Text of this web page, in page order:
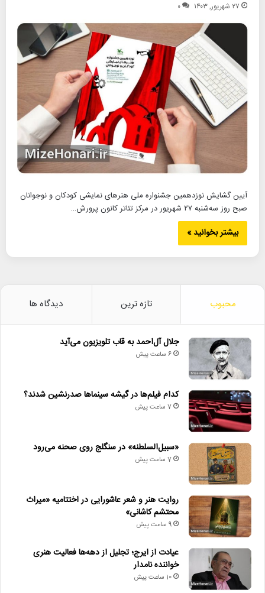
۲۷ شهریور, ۱۴۰۳ ۰
آیین گشایش نوزدهمین جشنواره ملی هنرهای نمایشی کودکان و نوجوانان
صبح روز سه‌شنبه ۲۷ شهریور در مرکز تئاتر کانون پرورش…
بیشتر بخوانید »
محبوب تازه ترین دیدگاه ها
جلال آل‌احمد به قاب تلویزیون می‌آید
6 ساعت پیش
کدام فیلم‌ها در گیشه سینماها صدرنشین شدند؟
7 ساعت پیش
«سبیل‌السلطنه» در سنگلج روی صحنه می‌رود
7 ساعت پیش
روایت هنر و شعر عاشورایی در اختتامیه «میراث
محتشم کاشانی»
9 ساعت پیش
عیادت از ایرج؛ تجلیل از دهه‌ها فعالیت هنری
خواننده نامدار
10 ساعت پیش